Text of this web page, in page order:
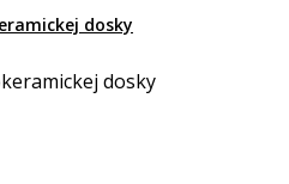
dosky
dosky